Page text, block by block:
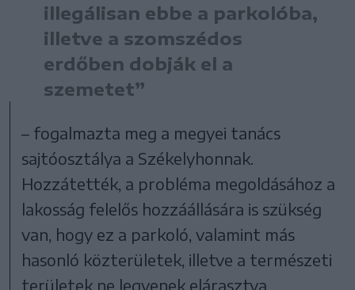
illegálisan ebbe a parkolóba,
illetve a szomszédos
erdőben dobják el a
szemetet”
– fogalmazta meg a megyei tanács
sajtóosztálya a Székelyhonnak.
Hozzátették, a probléma megoldásához a
lakosság felelős hozzáállására is szükség
van, hogy ez a parkoló, valamint más
hasonló közterületek, illetve a természeti
területek ne legyenek elárasztva